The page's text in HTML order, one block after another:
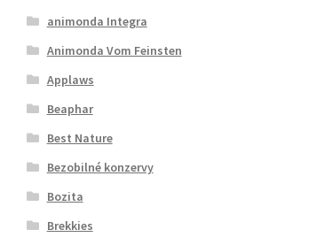
animonda Integra
Animonda Vom Feinsten
Applaws
Beaphar
Best Nature
Bezobilné konzervy
Bozita
Brekkies